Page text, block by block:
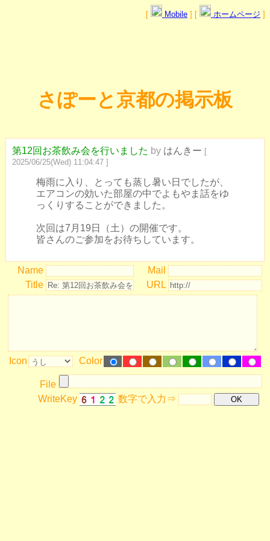
[ Mobile ] [ ホームページ ]
さぽーと京都の掲示板
第12回お茶飲み会を行いました by はんきー [
2025/06/25(Wed) 11:04:47 ]
梅雨に入り、とっても蒸し暑い日でしたが、
エアコンの効いた部屋の中でよもやま話をゆ
っくりすることができました。
次回は7月19日（土）の開催です。
皆さんのご参加をお待ちしています。
Name
Mail
Title
URL
Icon Color
File
WriteKey
数字で入力⇒